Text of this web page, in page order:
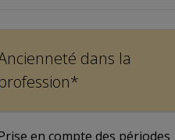
dans la
profession*
en compte des périodes